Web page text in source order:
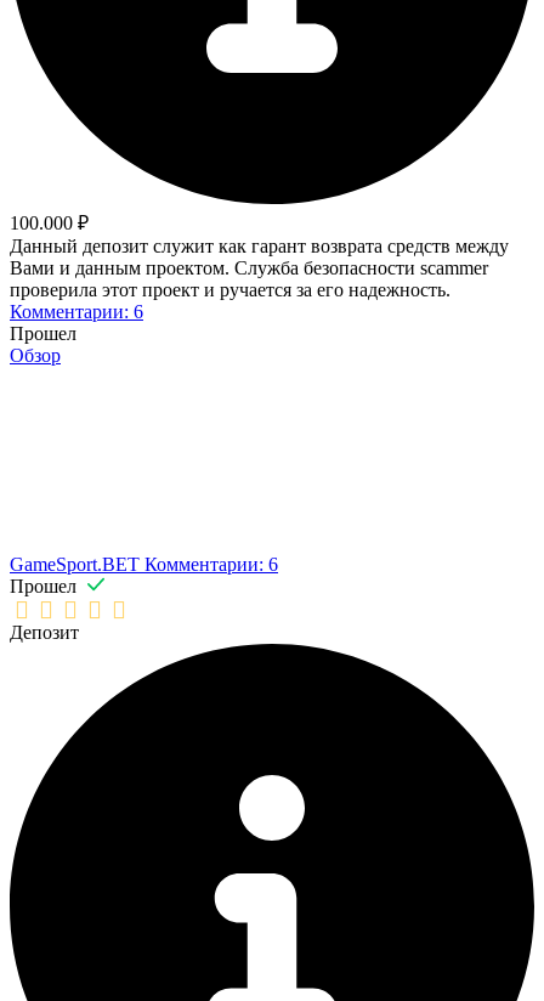
100.000 ₽
Данный депозит служит как гарант возврата средств между
Вами и данным проектом. Служба безопасности scammer
проверила этот проект и ручается за его надежность.
Комментарии: 6
Прошел
Обзор
GameSport.BET Комментарии: 6
Прошел
Депозит